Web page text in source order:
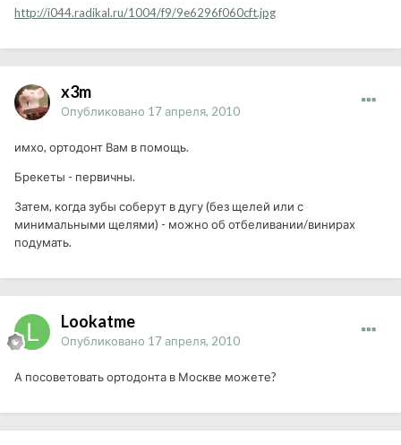
http://i044.radikal.ru/1004/f9/9e6296f060cft.jpg
x3m
Опубликовано 17 апреля, 2010
имхо, ортодонт Вам в помощь.
Брекеты - первичны.
Затем, когда зубы соберут в дугу (без щелей или с
минимальными щелями) - можно об отбеливании/винирах
подумать.
Lookatme
Опубликовано 17 апреля, 2010
А посоветовать ортодонта в Москве можете?